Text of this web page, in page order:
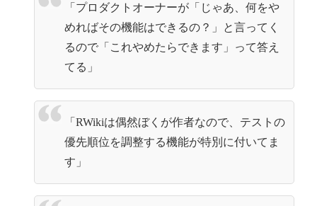
「プロダクトオーナーが「じゃあ、何をや
めればその機能はできるの？」と言ってく
るので「これやめたらできます」って答え
てる」
「RWikiは偶然ぼくが作者なので、テストの
優先順位を調整する機能が特別に付いてま
す」